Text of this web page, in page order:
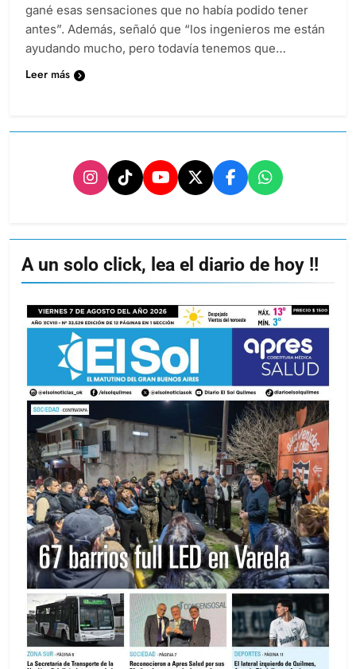
gané esas sensaciones que no había podido tener
antes”. Además, señaló que “los ingenieros me están
ayudando mucho, pero todavía tenemos que…
Leer más
A un solo click, lea el diario de hoy !!